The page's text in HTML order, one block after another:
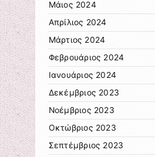
Μάιος 2024
Απρίλιος 2024
Μάρτιος 2024
Φεβρουάριος 2024
Ιανουάριος 2024
Δεκέμβριος 2023
Νοέμβριος 2023
Οκτώβριος 2023
Σεπτέμβριος 2023